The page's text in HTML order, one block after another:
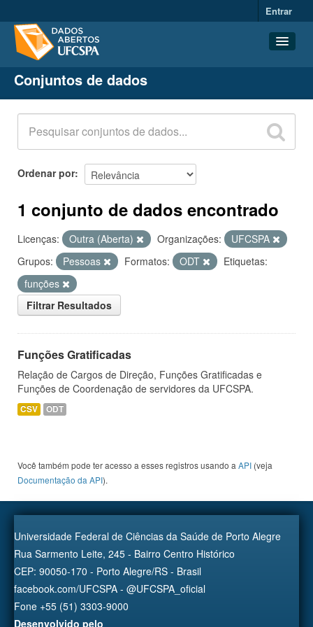
Entrar
Conjuntos de dados
Organizações
Grupos
Sobre
Conjuntos de dados
Ordenar por
1 conjunto de dados encontrado
Licenças: Outra (Aberta) Organizações:
UFCSPA
Grupos:
Pessoas Formatos: ODT
Etiquetas:
funções
Filtrar Resultados
Funções Gratificadas
Relação de Cargos de Direção, Funções Gratificadas e
Funções de Coordenação de servidores da UFCSPA.
CSV ODT
Você também pode ter acesso a esses registros usando a API (veja
Documentação da API).
Universidade Federal de Ciências da Saúde de Porto Alegre
Rua Sarmento Leite, 245 - Bairro Centro Histórico
CEP: 90050-170 - Porto Alegre/RS - Brasil
facebook.com/UFCSPA - @UFCSPA_oficial
Fone +55 (51) 3303-9000
Desenvolvido pelo